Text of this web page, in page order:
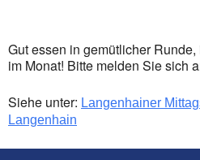
Gut essen in gemütlicher
im Monat! Bitte melden Sie sich
Siehe unter: Langenhainer
Langenhain